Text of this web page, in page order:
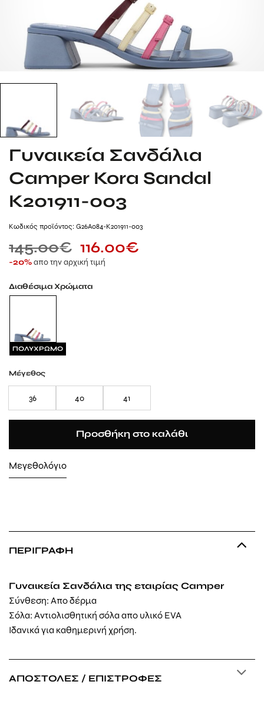
Γυναικεία Σανδάλια
Camper Kora Sandal
K201911-003
Kωδικός προϊόντος: G26A084-K201911-003
145.00€ 116.00€
-20%απο την αρχική τιμή
Διαθέσιμα Χρώματα
ΠΟΛΥΧΡΩΜΟ
Μέγεθος
36 40 41
Προσθήκη στο καλάθι
Μεγεθολόγιο
ΠΕΡΙΓΡΑΦΉ
Γυναικεία Σανδάλια της εταιρίας Camper
Σύνθεση: Απο δέρμα
Σόλα: Αντιολισθητική σόλα απο υλικό EVA
Ιδανικά για καθημερινή χρήση.
ΑΠΟΣΤΟΛΈΣ / ΕΠΙΣΤΡΟΦΈΣ